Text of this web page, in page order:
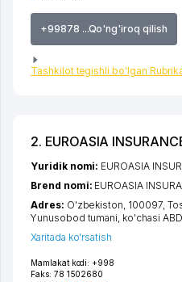
+99878 ...Qo'ng'iroq qilish
Tashkilot tegishli bo'lgan
2. EUROASIA
Mamlakat kodi: +998
Faks: 78 1502680
Yuridik nomi: EUROASIA
Brend nomi: EUROASIA
Adres: O'zbekiston, 100097,
Yunusobod tumani, ko'chasi
Xaritada ko'rsatish